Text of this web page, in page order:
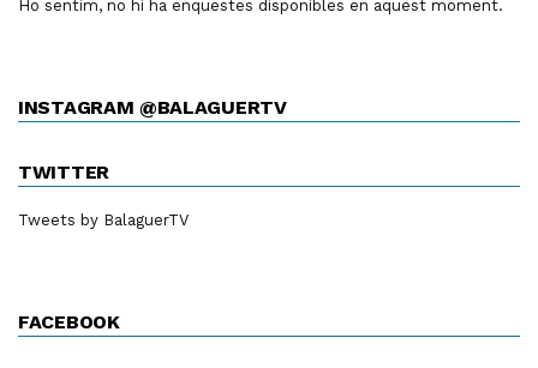
Ho sentim, no hi ha enquestes disponibles en aquest moment.
INSTAGRAM @BALAGUERTV
TWITTER
Tweets by BalaguerTV
FACEBOOK